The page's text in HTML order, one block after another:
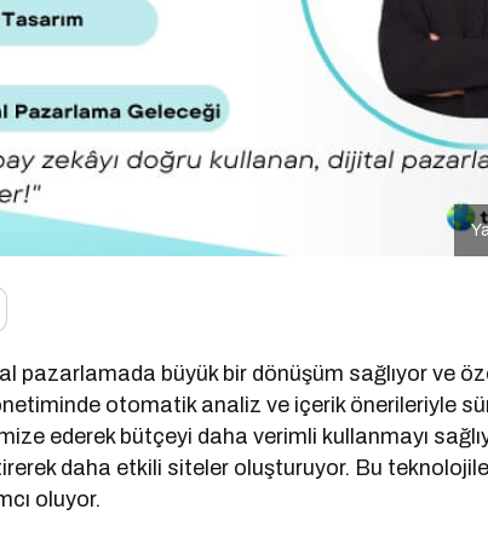
pazarlamada büyük bir dönüşüm sağlıyor ve
otomatik analiz ve içerik önerileriyle
ederek bütçeyi daha verimli kullanmayı
daha etkili siteler oluşturuyor. Bu
oluyor.